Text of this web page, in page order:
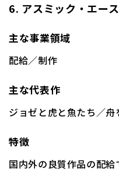
6. アスミック・エー
主な事業領域
配給／制作
主な代表作
ジョゼと虎と魚たち／舟
特徴
国内外の良質作品の配給